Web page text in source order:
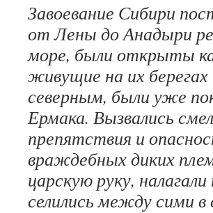
Завоевание Сибири
от Лены до Анадыри
море, были открыты
живущие на их
северным, были уже
Ермака. Вызвались
препятствия и
враждебных диких
царскую руку,
селились между сими